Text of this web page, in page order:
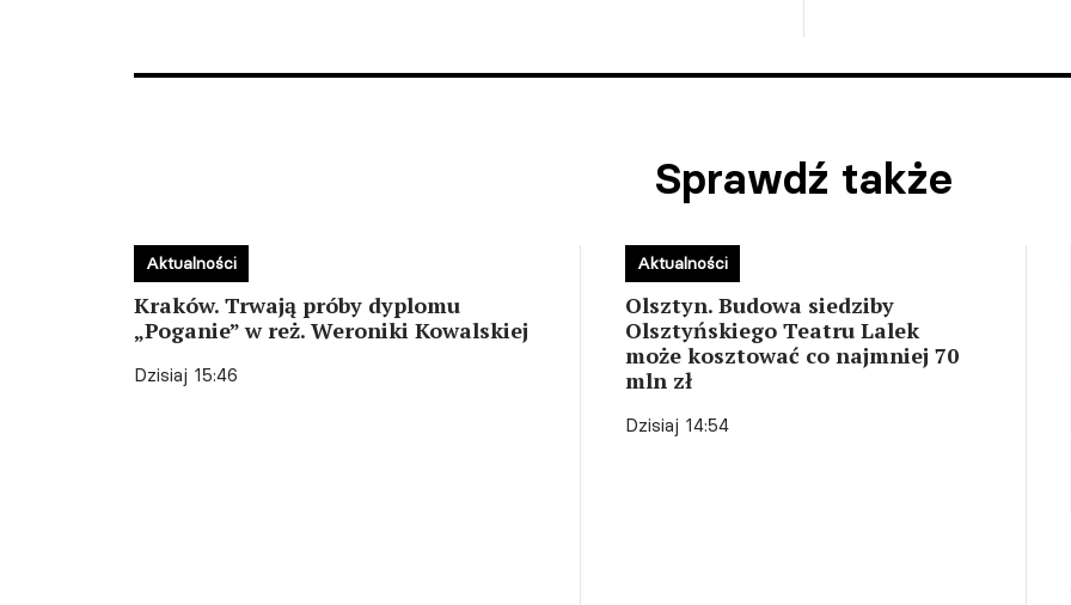
Sprawdź także
Kraków. Trwają próby dyplomu
„Poganie” w reż. Weroniki Kowalskiej
Dzisiaj 15:46
Aktualności
Olsztyn. Budowa siedziby
Olsztyńskiego Teatru Lalek
może kosztować co najmniej 70
mln zł
Dzisiaj 14:54
Aktualności